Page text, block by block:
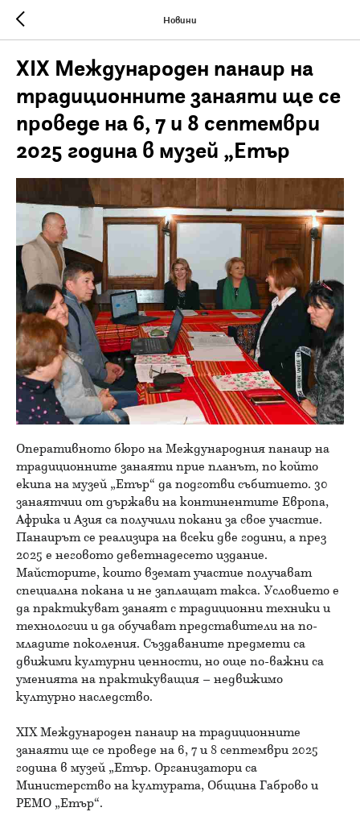
Новини
XIX Международен панаир на
традиционните занаяти ще се
проведе на 6, 7 и 8 септември
2025 година в музей „Етър
Оперативното бюро на Международния панаир на
традиционните занаяти прие планът, по който
екипа на музей „Етър“ да подготви събитието. 30
занаятчии от държави на континентите Европа,
Африка и Азия са получили покани за свое участие.
Панаирът се реализира на всеки две години, а през
2025 е неговото деветнадесето издание.
Майсторите, които вземат участие получават
специална покана и не заплащат такса. Условието е
да практикуват занаят с традиционни техники и
технологии и да обучават представители на по-
младите поколения. Създаваните предмети са
движими културни ценности, но още по-важни са
уменията на практикуващия – недвижимо
културно наследство.
XIX Международен панаир на традиционните
занаяти ще се проведе на 6, 7 и 8 септември 2025
година в музей „Етър. Организатори са
Министерство на културата, Община Габрово и
РЕМО „Етър“.